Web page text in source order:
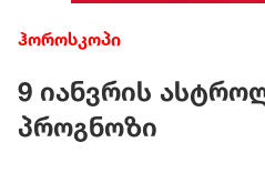
ჰოროსკოპი
9 იანვრის
პროგნოზი